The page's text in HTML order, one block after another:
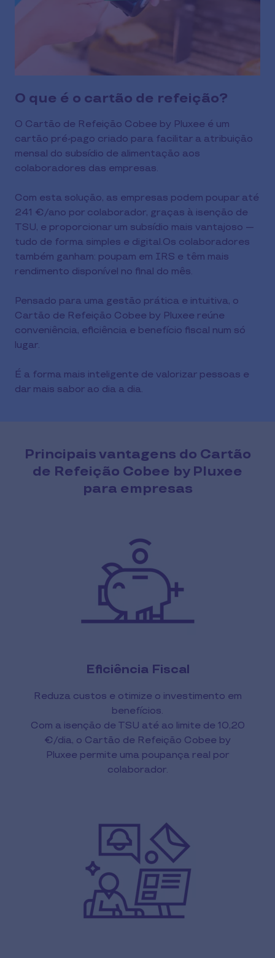
O que é o cartão de refeição?
O Cartão de Refeição Cobee by Pluxee é um
cartão pré-pago criado para facilitar a atribuição
mensal do subsídio de alimentação aos
colaboradores das empresas.
Com esta solução, as empresas podem poupar até
241 €/ano por colaborador, graças à isenção de
TSU, e proporcionar um subsídio mais vantajoso —
tudo de forma simples e digital.Os colaboradores
também ganham: poupam em IRS e têm mais
rendimento disponível no final do mês.
Pensado para uma gestão prática e intuitiva, o
Cartão de Refeição Cobee by Pluxee reúne
conveniência, eficiência e benefício fiscal num só
lugar.
É a forma mais inteligente de valorizar pessoas e
dar mais sabor ao dia a dia.
Principais vantagens do Cartão
de Refeição Cobee by Pluxee
para empresas
Eficiência Fiscal
Reduza custos e otimize o investimento em
benefícios.
Com a isenção de TSU até ao limite de 10,20
€/dia, o Cartão de Refeição Cobee by
Pluxee permite uma poupança real por
colaborador.